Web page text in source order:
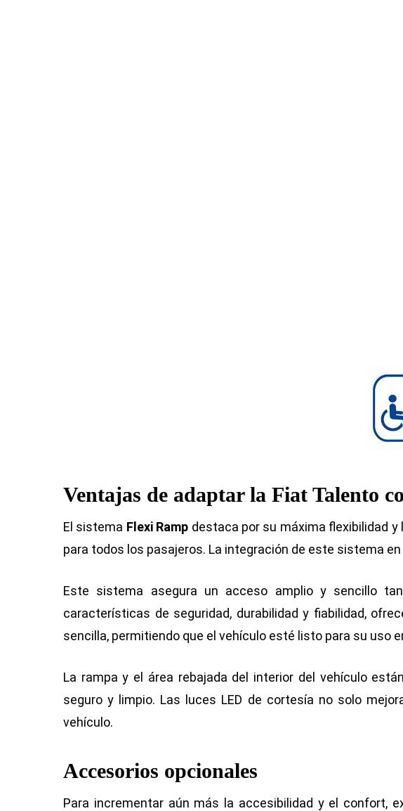
Ventajas de adaptar la Fiat Talento
El sistema Flexi Ramp destaca por su máxima flexibilidad
para todos los pasajeros. La integración de este sistema
Este sistema asegura un acceso amplio y sencillo
características de seguridad, durabilidad y fiabilidad,
sencilla, permitiendo que el vehículo esté listo para su uso
La rampa y el área rebajada del interior del vehículo
seguro y limpio. Las luces LED de cortesía no solo
vehículo.
Accesorios opcionales
Para incrementar aún más la accesibilidad y el confort,